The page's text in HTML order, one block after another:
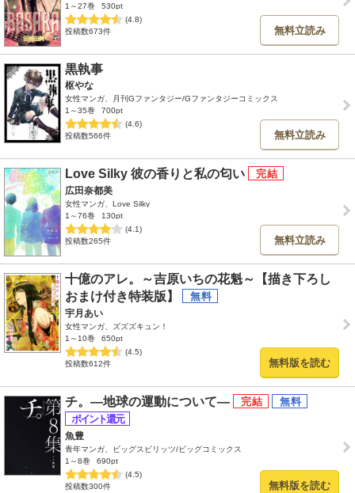
1～27巻
530pt
(4.8)
投稿数673件
無料立読み
黒執事
枢やな
女性マンガ、月刊Gファンタジー/Gファンタジーコミックス
1～35巻
700pt
(4.6)
投稿数566件
無料立読み
Love Silky 彼の香りと私の匂い
広田奈都美
女性マンガ、Love Silky
1～76巻
130pt
(4.1)
投稿数265件
無料立読み
十億のアレ。～吉原いちの花魁～【描き下ろし
おまけ付き特装版】
宇月あい
女性マンガ、ズズズキュン！
1～10巻
650pt
(4.5)
投稿数612件
無料版を読む
チ。―地球の運動について―
魚豊
青年マンガ、ビッグスピリッツ/ビッグコミックス
1～8巻
690pt
(4.5)
投稿数300件
無料版を読む